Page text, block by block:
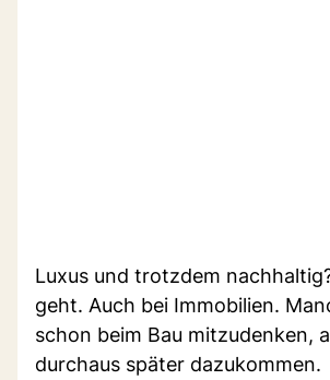
Luxus und trotzdem
geht. Auch bei Immobilien.
schon beim Bau mitzudenken,
durchaus später dazukommen.